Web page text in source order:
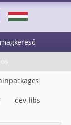
dev-libs